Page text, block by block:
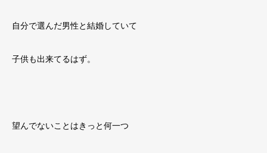
自分で選んだ男性と結婚していて
子供も出来てるはず。
望んでないことはきっと何一つ